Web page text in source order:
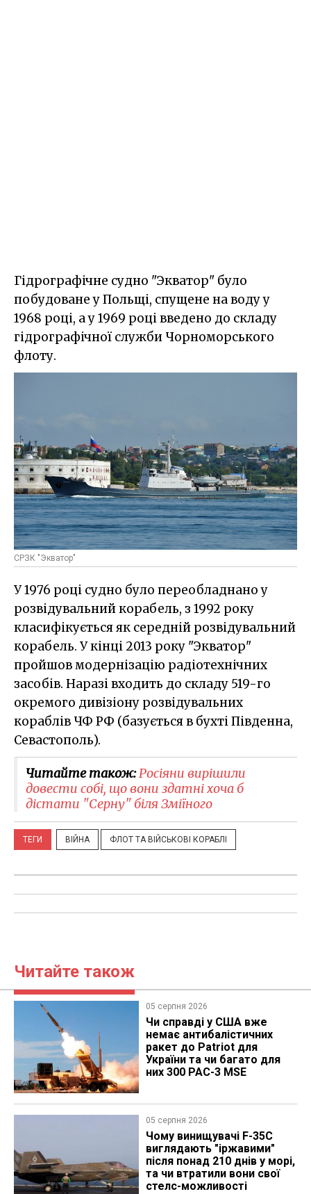
Гідрографічне судно "Экватор" було
побудоване у Польщі, спущене на воду у
1968 році, а у 1969 році введено до складу
гідрографічної служби Чорноморського
флоту.
СРЗК "Экватор"
У 1976 році судно було переобладнано у
розвідувальний корабель, з 1992 року
класифікується як середній розвідувальний
корабель. У кінці 2013 року "Экватор"
пройшов модернізацію радіотехнічних
засобів. Наразі входить до складу 519-го
окремого дивізіону розвідувальних
кораблів ЧФ РФ (базується в бухті Південна,
Севастополь).
Читайте також:Росіяни вирішили
довести собі, що вони здатні хоча б
дістати "Серну" біля Зміїного
ТЕГИ ВІЙНА ФЛОТ ТА ВІЙСЬКОВІ КОРАБЛІ
Читайте також
05 серпня 2026
Чи справді у США вже
немає антибалістичних
ракет до Patriot для
України та чи багато для
них 300 PAC-3 MSE
05 серпня 2026
Чому винищувачі F-35C
виглядають "іржавими"
після понад 210 днів у морі,
та чи втратили вони свої
стелс-можливості